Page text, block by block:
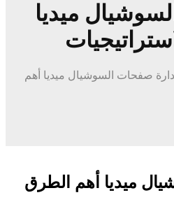
ميديا
ادارة صفحات السوشيال ميديا أهم
ميديا أهم الطرق